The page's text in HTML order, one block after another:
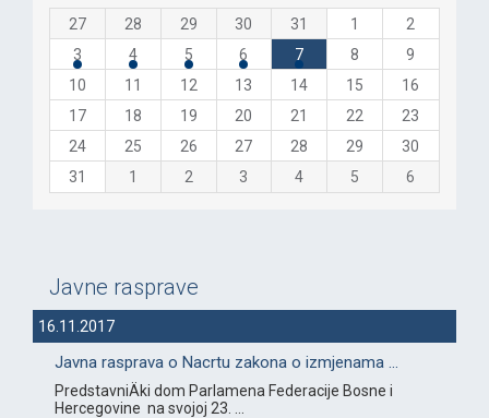
27 28 29 30 31 1
2
3
4 5 6 7 8
9
10
11 12 13 14 15
16
17
18 19 20 21 22
23
24
25 26 27 28 29
30
31
1 2 3 4 5 6
Javne rasprave
16.11.2017
Javna rasprava o Nacrtu zakona o izmjenama ...
PredstavniÄki dom Parlamena Federacije Bosne i
Hercegovine na svojoj 23. ...